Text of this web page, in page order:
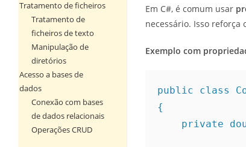
Em C#, é comum usar
necessário. Isso
Exemplo com
public class
{
private
Tratamento de ficheiros
Tratamento de
ficheiros de texto
Manipulação de
diretórios
Acesso a bases de
dados
Conexão com bases
de dados relacionais
Operações CRUD